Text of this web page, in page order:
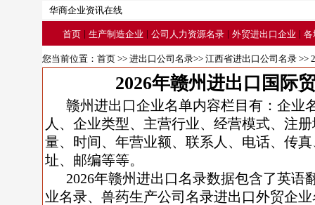
华商企业资讯在线
首页 | 生产制造企业 | 公司人力资源名录 | 外贸进出口企业 | 各
您当前位置： 首页 >> 进出口公司名录>> 江西省进出口公司名录 >>
2026年赣州进出口国际
赣州进出口企业名单内容栏目有：企业
人、企业类型、主营行业、经营模式、注
量、时间、年营业额、联系人、电话、传
址、邮编等等。
2026年赣州进出口名录数据包含了英语
业名录、兽药生产公司名录进出口外贸企